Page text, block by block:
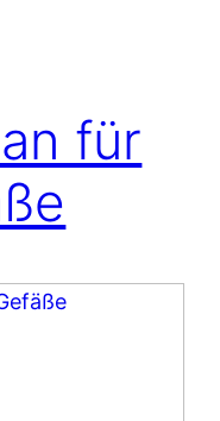
für